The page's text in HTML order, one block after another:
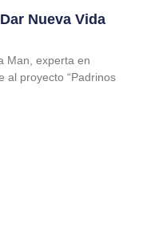
Nueva Vida
Man, experta en
al proyecto “Padrinos